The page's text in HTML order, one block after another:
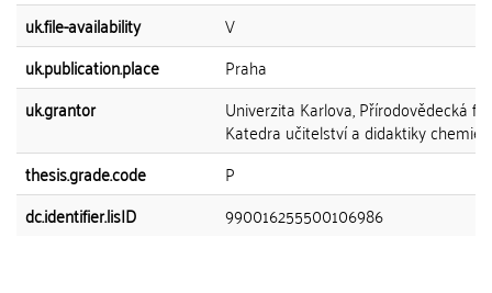
uk.file-availability
V
uk.publication.place
Praha
uk.grantor
Univerzita Karlova, Přírodovědecká
Katedra učitelství a didaktiky chemie
thesis.grade.code
P
dc.identifier.lisID
990016255500106986